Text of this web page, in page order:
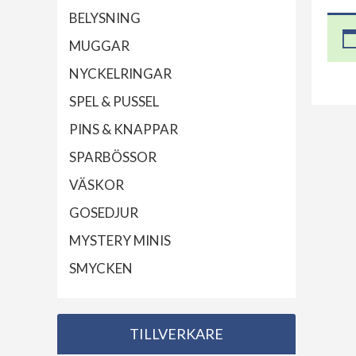
BELYSNING
MUGGAR
NYCKELRINGAR
SPEL & PUSSEL
PINS & KNAPPAR
SPARBÖSSOR
VÄSKOR
GOSEDJUR
MYSTERY MINIS
SMYCKEN
TILLVERKARE